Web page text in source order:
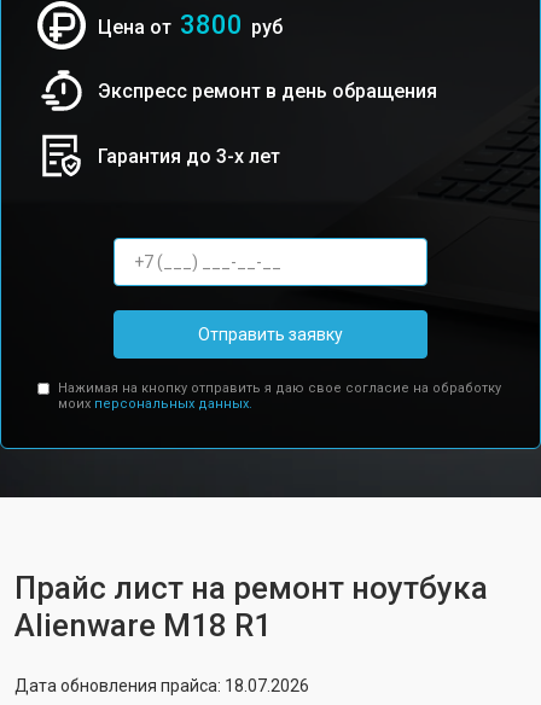
Цена от 3800 руб
Экспресс ремонт в день обращения
Гарантия до 3-х лет
Отправить заявку
Нажимая на кнопку отправить я даю свое согласие на обработку
моих персональных данных.
Прайс лист на ремонт ноутбука
Alienware M18 R1
Дата обновления прайса: 18.07.2026